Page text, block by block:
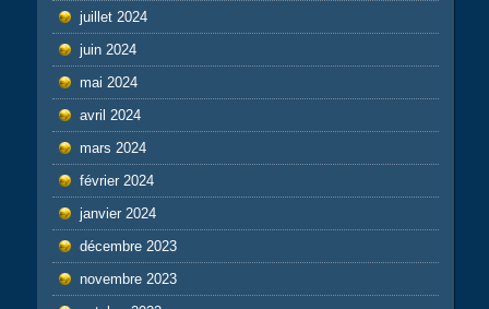
juillet 2024
juin 2024
mai 2024
avril 2024
mars 2024
février 2024
janvier 2024
décembre 2023
novembre 2023